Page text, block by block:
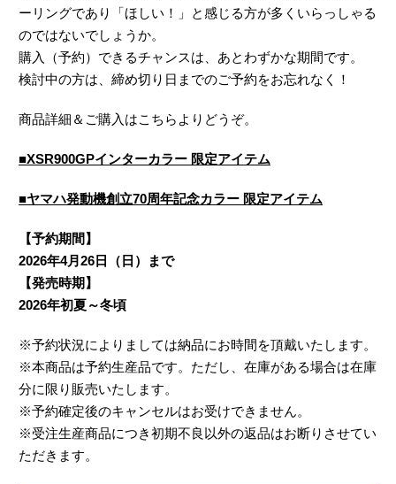
ーリングであり「ほしい！」と感じる方が多くいらっしゃる
のではないでしょうか。
購入（予約）できるチャンスは、あとわずかな期間です。
検討中の方は、締め切り日までのご予約をお忘れなく！
商品詳細＆ご購入はこちらよりどうぞ。
■XSR900GPインターカラー 限定アイテム
■ヤマハ発動機創立70周年記念カラー 限定アイテム
【予約期間】
2026年4月26日（日）まで
【発売時期】
2026年初夏～冬頃
※予約状況によりましては納品にお時間を頂戴いたします。
※本商品は予約生産品です。ただし、在庫がある場合は在庫
分に限り販売いたします。
※予約確定後のキャンセルはお受けできません。
※受注生産商品につき初期不良以外の返品はお断りさせてい
ただきます。